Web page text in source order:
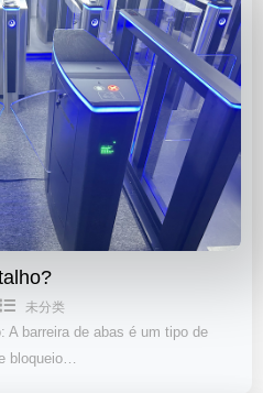
未分类
A barreira de abas é um tipo de
bloqueio…